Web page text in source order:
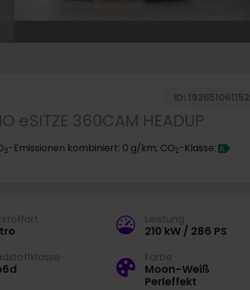
ID: 193651061152
eSITZE 360CAM HEADUP
2-Emissionen kombiniert: 0 g/km; CO2-Klasse: A
Leistung
210 kW / 286 PS
Farbe
Moon-Weiß
Perleffekt